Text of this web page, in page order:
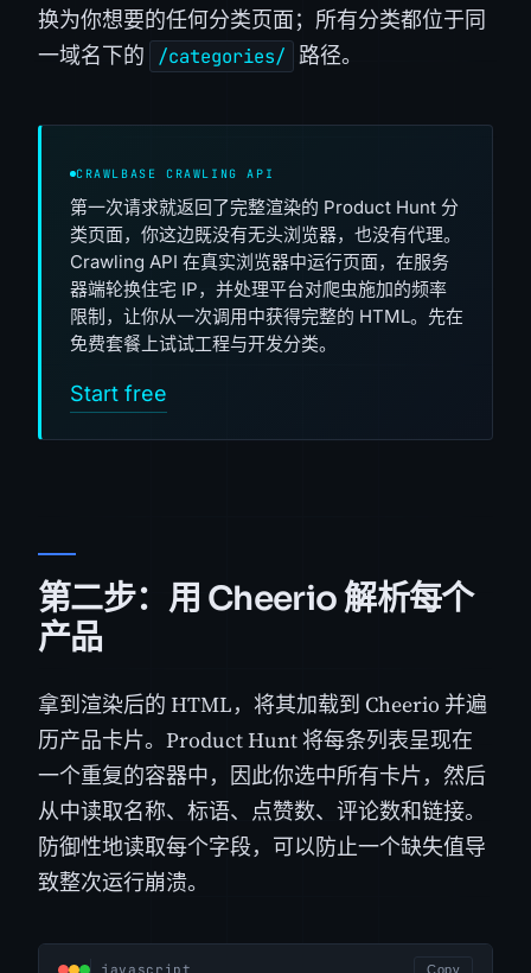
换为你想要的任何分类页面；所有分类都位于同
一域名下的
/categories/ 路径。
CRAWLBASE CRAWLING API
第一次请求就返回了完整渲染的 Product Hunt 分
类页面，你这边既没有无头浏览器，也没有代理。
Crawling API 在真实浏览器中运行页面，在服务
器端轮换住宅 IP，并处理平台对爬虫施加的频率
限制，让你从一次调用中获得完整的 HTML。先在
免费套餐上试试工程与开发分类。
Start free
第二步：用 Cheerio 解析每个
产品
拿到渲染后的 HTML，将其加载到 Cheerio 并遍
历产品卡片。Product Hunt 将每条列表呈现在
一个重复的容器中，因此你选中所有卡片，然后
从中读取名称、标语、点赞数、评论数和链接。
防御性地读取每个字段，可以防止一个缺失值导
致整次运行崩溃。
Copy